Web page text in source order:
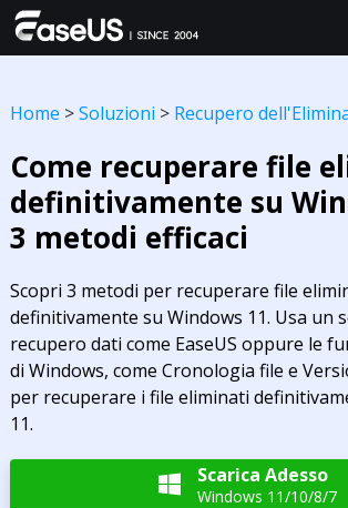
Home >Soluzioni > Recupero
Come recuperare file
definitivamente su
3 metodi efficaci
Scopri 3 metodi per recuperare file
definitivamente su Windows 11. Usa un
recupero dati come EaseUS oppure le
di Windows, come Cronologia file e
per recuperare i file eliminati
11.
 Scarica Adesso
Windows 11/10/8/7